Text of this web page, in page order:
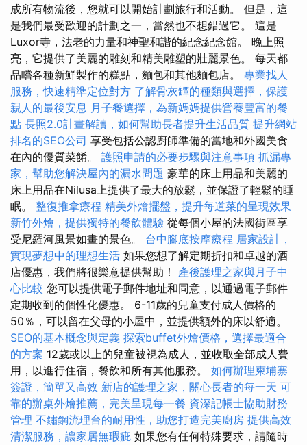
成所有物流後，您就可以開始計劃旅行和活動。 但是，這
是我們最受歡迎的計劃之一，當然也不想錯過它。 這是
Luxor寺，法老的力量和神聖和諧的紀念紀念館。 晚上照
亮，它提供了美麗的雕刻和精美雕塑的壯麗景色。 每天都
品嚐各種新鮮製作的糕點，麵包和其他麵包店。 專業找人
服務，快速精準定位對方 了解骨灰罈的種類與選擇，保護
親人的最後安息 月子餐選擇，為新媽媽提供營養豐富的餐
點 長照2.0計畫解讀，如何幫助長者提升生活品質 提升網站
排名的SEO公司 享受包括公認廚師準備的當地和外國美食
在內的優質菜餚。 護照申請的必要步驟與注意事項 抓漏專
家，幫助您解決屋內的漏水問題 豪華的床上用品和美麗的
床上用品在Nilusa上提供了最大的放鬆，並保證了輕鬆的睡
眠。 整復推拿療程 精美外燴擺盤，提升每道菜的呈現效果
新竹外燴，提供獨特的餐飲體驗 從每個小屋的法國街區享
受尼羅河風景如畫的景色。 台中腳底按摩療程 居家設計，
實現夢想中的理想生活 如果您想了解定期折扣和卓越的酒
店優惠，我們將很樂意提供幫助！ 產後護理之家與月子中
心比較 您可以提供電子郵件地址和同意，以通過電子郵件
定期收到的個性化優惠。 6-11歲的兒童支付成人價格的
50％，可以留在父母的小屋中，並提供額外的床以舒適。
SEO的基本概念與定義 探索buffet外燴價格，選擇最適合
的方案 12歲或以上的兒童被視為成人，並收取全部成人費
用，以進行住宿，餐飲和所有其他服務。 如何辦理柬埔寨
簽證，簡單又高效 新店的護理之家，關心長者的每一天 可
靠的辦桌外燴推薦，完美呈現每一餐 資深記帳士協助財務
管理 不鏽鋼流理台的耐用性，助您打造完美廚房 提供高效
清潔服務，讓家居無瑕疵 如果您有任何特殊要求，請隨時